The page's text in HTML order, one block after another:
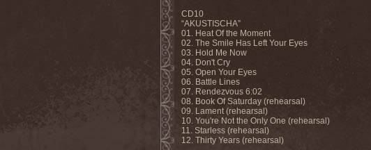
CD10
“AKUSTISCHA”
01. Heat Of the Moment
02. The Smile Has Left Your Eyes
03. Hold Me Now
04. Don't Cry
05. Open Your Eyes
06. Battle Lines
07. Rendezvous 6:02
08. Book Of Saturday (rehearsal)
09. Lament (rehearsal)
10. You're Not the Only One (rehearsal)
11. Starless (rehearsal)
12. Thirty Years (rehearsal)